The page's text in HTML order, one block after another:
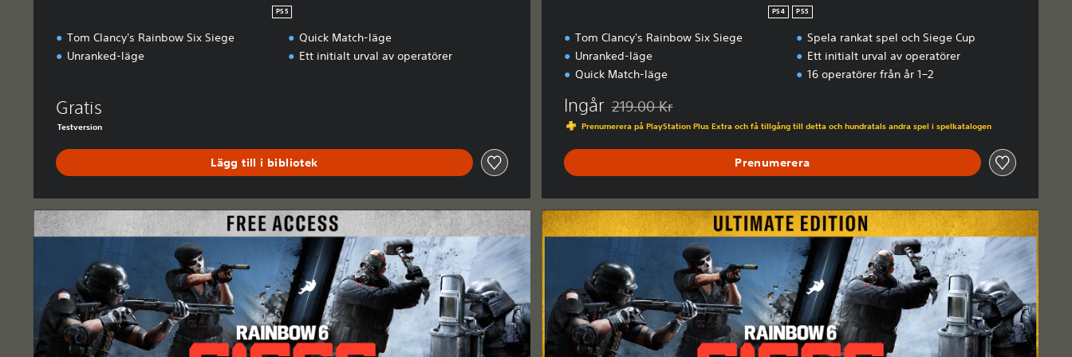
PS5
Tom Clancy's Rainbow Six Siege
Unranked-läge
Quick Match-läge
Ett initialt urval av operatörer
Gratis
Testversion
Lägg till i bibliotek
PS4 PS5
Tom Clancy's Rainbow Six Siege
Unranked-läge
Quick Match-läge
Spela rankat spel och Siege Cup
Ett initialt urval av operatörer
16 operatörer från år 1–2
Ingår Nedsatt från ursprungspriset på 219.00 Kr
219.00 Kr
Prenumerera på PlayStation Plus Extra och få tillgång till detta och hundratals andra spel i spelkatalogen
Prenumerera
G
r
t
k
U
l
a
t
e
E